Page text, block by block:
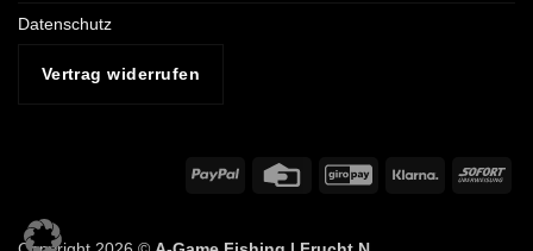
Datenschutz
Vertrag widerrufen
PayPal
Credit
GiroPay Klarna